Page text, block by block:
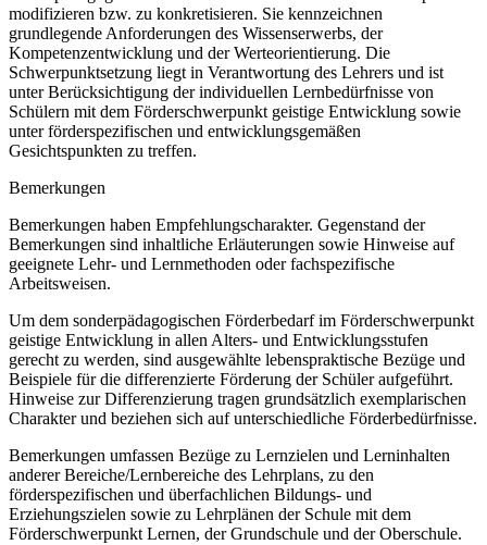
modifizieren bzw. zu konkretisieren. Sie kennzeichnen
grundlegende Anforderungen des Wissenserwerbs, der
Kompetenzentwicklung und der Werteorientierung. Die
Schwerpunktsetzung liegt in Verantwortung des Lehrers und ist
unter Berücksichtigung der individuellen Lernbedürfnisse von
Schülern mit dem Förderschwerpunkt geistige Entwicklung sowie
unter förderspezifischen und entwicklungsgemäßen
Gesichtspunkten zu treffen.
Bemerkungen
Bemerkungen haben Empfehlungscharakter. Gegenstand der
Bemerkungen sind inhaltliche Erläuterungen sowie Hinweise auf
geeignete Lehr- und Lernmethoden oder fachspezifische
Arbeitsweisen.
Um dem sonderpädagogischen Förderbedarf im Förderschwerpunkt
geistige Entwicklung in allen Alters- und Entwicklungsstufen
gerecht zu werden, sind ausgewählte lebenspraktische Bezüge und
Beispiele für die differenzierte Förderung der Schüler aufgeführt.
Hinweise zur Differenzierung tragen grundsätzlich exemplarischen
Charakter und beziehen sich auf unterschiedliche Förderbedürfnisse.
Bemerkungen umfassen Bezüge zu Lernzielen und Lerninhalten
anderer Bereiche/Lernbereiche des Lehrplans, zu den
förderspezifischen und überfachlichen Bildungs- und
Erziehungszielen sowie zu Lehrplänen der Schule mit dem
Förderschwerpunkt Lernen, der Grundschule und der Oberschule.